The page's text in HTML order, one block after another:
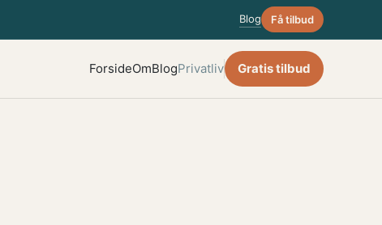
Blog Få tilbud
ForsideOmBlogPrivatliv Gratis tilbud